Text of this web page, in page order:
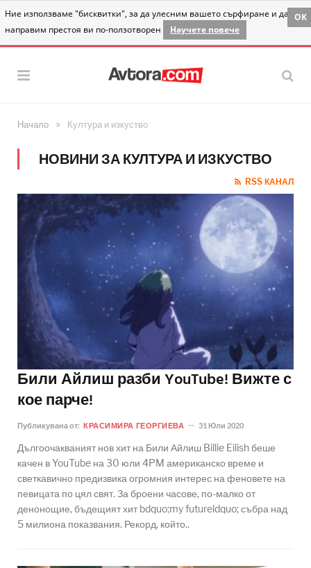
Ние използваме "бисквитки", за да улесним вашето сърфиране и да
направим престоя ви по-ползотворен
Научете повече
OK
Начало » Култура и изкуство
НОВИНИ ЗА КУЛТУРА И ИЗКУСТВО
RSS КАНАЛ
Били Айлиш разби YouTube! Вижте с
кое парче!
Публикувана от: КРАСИМИРА ГЕОРГИЕВА 31 Юли 2020
Дългоочакваният нов хит на Били Айлиш Billie Eilish беше
качен в YouTube на 30 юли 4PM американско време и
светкавично предизвика огромния интерес на феновете на
певицата по цял свят. За броени часове, по-малко от
денонощие, бъдещият хит bdquo;my futureldquo; събра над
5 милиона показвания. Рекорд, който..